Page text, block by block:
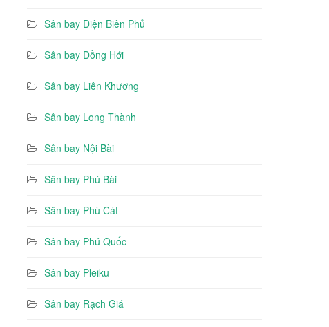
Sân bay Điện Biên Phủ
Sân bay Đồng Hới
Sân bay Liên Khương
Sân bay Long Thành
Sân bay Nội Bài
Sân bay Phú Bài
Sân bay Phù Cát
Sân bay Phú Quốc
Sân bay Pleiku
Sân bay Rạch Giá